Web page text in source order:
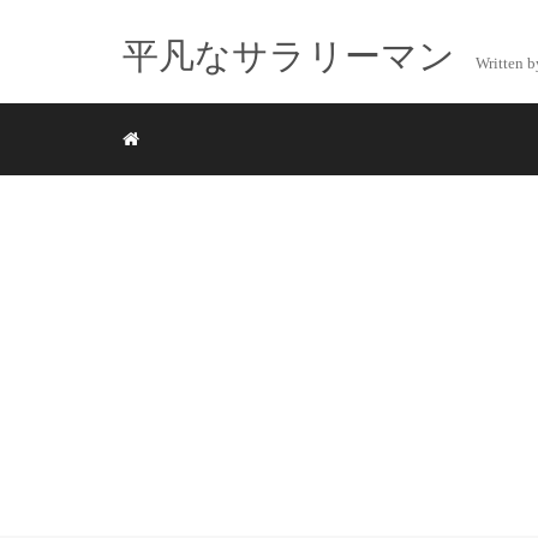
平凡なサラリーマン Written